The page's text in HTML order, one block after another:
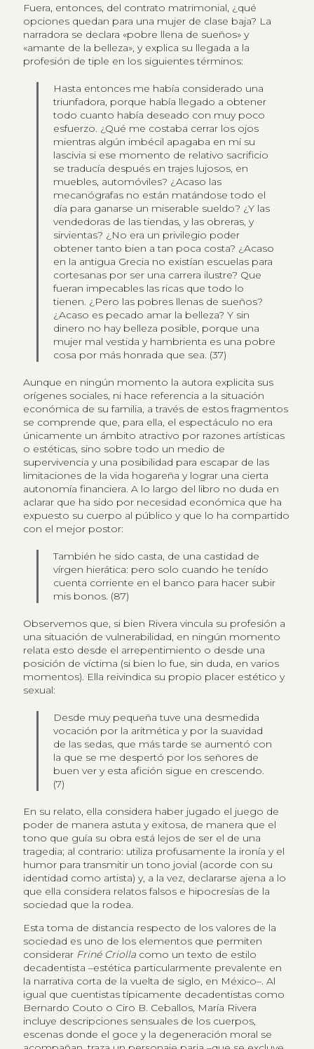
Fuera, entonces, del contrato matrimonial, ¿qué
opciones quedan para una mujer de clase baja? La
narradora se declara «pobre llena de sueños» y
«amante de la belleza», y explica su llegada a la
profesión de tiple en los siguientes términos:
Hasta entonces me había considerado una
triunfadora, porque había llegado a obtener
todo cuanto había deseado con muy poco
esfuerzo. ¿Qué me costaba cerrar los ojos
mientras algún imbécil apagaba en mí su
lascivia si ese momento de relativo sacrificio
se traducía después en trajes lujosos, en
muebles, automóviles? ¿Acaso las
mecanógrafas no están matándose todo el
día para ganarse un miserable sueldo? ¿Y las
vendedoras de las tiendas, y las obreras, y
sirvientas? ¿No era un privilegio poder
obtener tanto bien a tan poca costa? ¿Acaso
en la antigua Grecia no existían escuelas para
cortesanas por ser una carrera ilustre? Que
fueran impecables las ricas que todo lo
tienen. ¿Pero las pobres llenas de sueños?
¿Acaso es pecado amar la belleza? Y sin
dinero no hay belleza posible, porque una
mujer mal vestida y hambrienta es una pobre
cosa por más honrada que sea. (37)
Aunque en ningún momento la autora explicita sus
orígenes sociales, ni hace referencia a la situación
económica de su familia, a través de estos fragmentos
se comprende que, para ella, el espectáculo no era
únicamente un ámbito atractivo por razones artísticas
o estéticas, sino sobre todo un medio de
supervivencia y una posibilidad para escapar de las
limitaciones de la vida hogareña y lograr una cierta
autonomía financiera. A lo largo del libro no duda en
aclarar que ha sido por necesidad económica que ha
expuesto su cuerpo al público y que lo ha compartido
con el mejor postor:
También he sido casta, de una castidad de
vírgen hierática: pero solo cuando he tenído
cuenta corriente en el banco para hacer subir
mis bonos. (87)
Observemos que, si bien Rivera vincula su profesión a
una situación de vulnerabilidad, en ningún momento
relata esto desde el arrepentimiento o desde una
posición de víctima (si bien lo fue, sin duda, en varios
momentos). Ella reivindica su propio placer estético y
sexual:
Desde muy pequeña tuve una desmedida
vocación por la aritmética y por la suavidad
de las sedas, que más tarde se aumentó con
la que se me despertó por los señores de
buen ver y esta afición sigue en crescendo.
(7)
En su relato, ella considera haber jugado el juego de
poder de manera astuta y exitosa, de manera que el
tono que guía su obra está lejos de ser el de una
tragedia; al contrario: utiliza profusamente la ironía y el
humor para transmitir un tono jovial (acorde con su
identidad como artista) y, a la vez, declararse ajena a lo
que ella considera relatos falsos e hipocresías de la
sociedad que la rodea.
Esta toma de distancia respecto de los valores de la
sociedad es uno de los elementos que permiten
considerar Friné Criollacomo un texto de estilo
decadentista –estética particularmente prevalente en
la narrativa corta de la vuelta de siglo, en México–. Al
igual que cuentistas típicamente decadentistas como
Bernardo Couto o Ciro B. Ceballos, María Rivera
incluye descripciones sensuales de los cuerpos,
escenas donde el goce y la degeneración moral se